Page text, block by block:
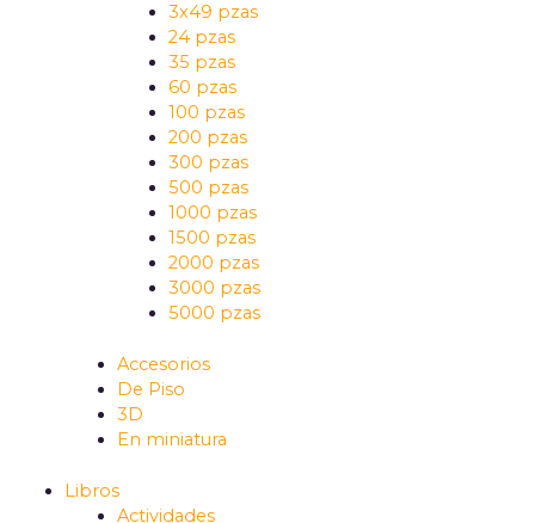
3x49 pzas
24 pzas
35 pzas
60 pzas
100 pzas
200 pzas
300 pzas
500 pzas
1000 pzas
1500 pzas
2000 pzas
3000 pzas
5000 pzas
Accesorios
De Piso
3D
En miniatura
Libros
Actividades